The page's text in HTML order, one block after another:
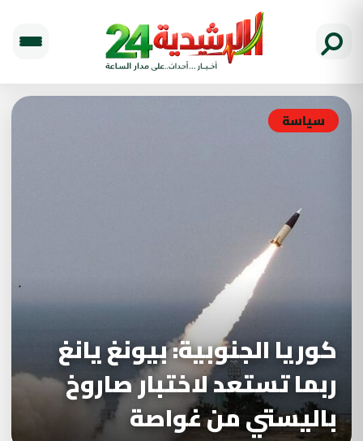
سياسة
كوريا الجنوبية: بيونغ يانغ
ربما تستعد لاختبار صاروخ
باليستي من غواصة